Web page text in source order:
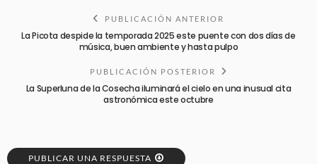
PUBLICACIÓN ANTERIOR
La Picota despide la temporada 2025 este puente con dos días de
música, buen ambiente y hasta pulpo
PUBLICACIÓN POSTERIOR
La Superluna de la Cosecha iluminará el cielo en una inusual cita
astronómica este octubre
PUBLICAR UNA RESPUESTA